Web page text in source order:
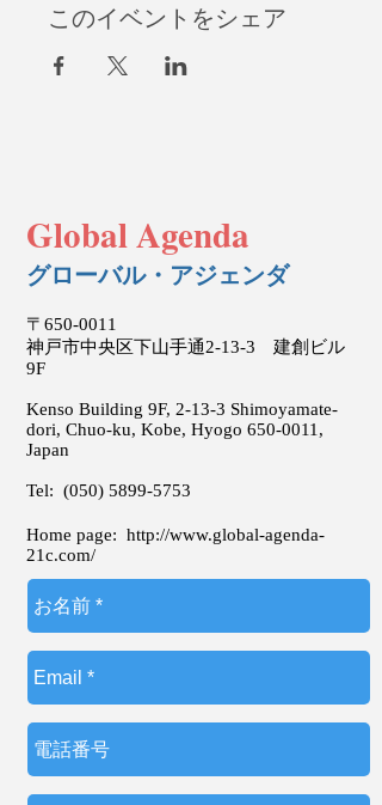
このイベントをシェア
Global Agenda
グローバル・アジェンダ
〒650-0011
神戸市中央区下山手通2-13-3 建創ビル
9F
Kenso Building 9F, 2-13-3 Shimoyamate-
dori, Chuo-ku, Kobe, Hyogo 650-0011 ,
Japan
Tel: (050) 5899-5753
Home page: http://www.global-agenda-
21c.com/